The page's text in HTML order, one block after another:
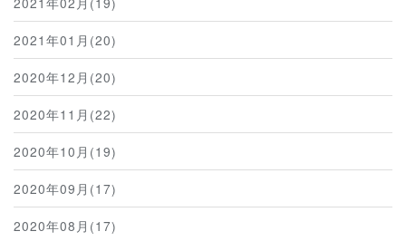
2021年01月(20)
2020年12月(20)
2020年11月(22)
2020年10月(19)
2020年09月(17)
2020年08月(17)